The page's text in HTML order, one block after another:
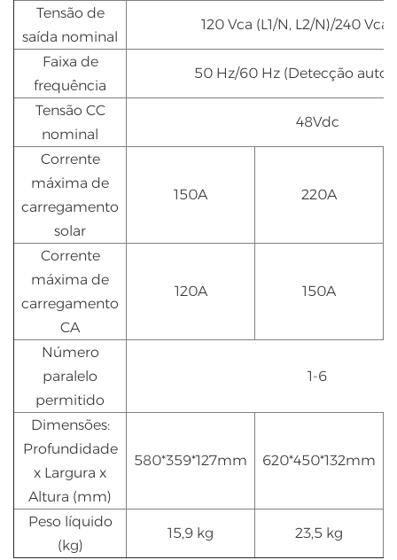
Tensão de
saída nominal
120 Vca (L1/N, L2/N)/240 Vca
Faixa de
frequência
50 Hz/60 Hz (Detecção
Tensão CC
nominal
48Vdc
Corrente
máxima de
carregamento
solar
150A 220A
Corrente
máxima de
carregamento
CA
120A 150A
Número
paralelo
permitido
1-6
Dimensões:
Profundidade
x Largura x
Altura (mm)
580*359*127mm 620*450*132mm
Peso líquido
(kg)
15,9 kg 23,5 kg